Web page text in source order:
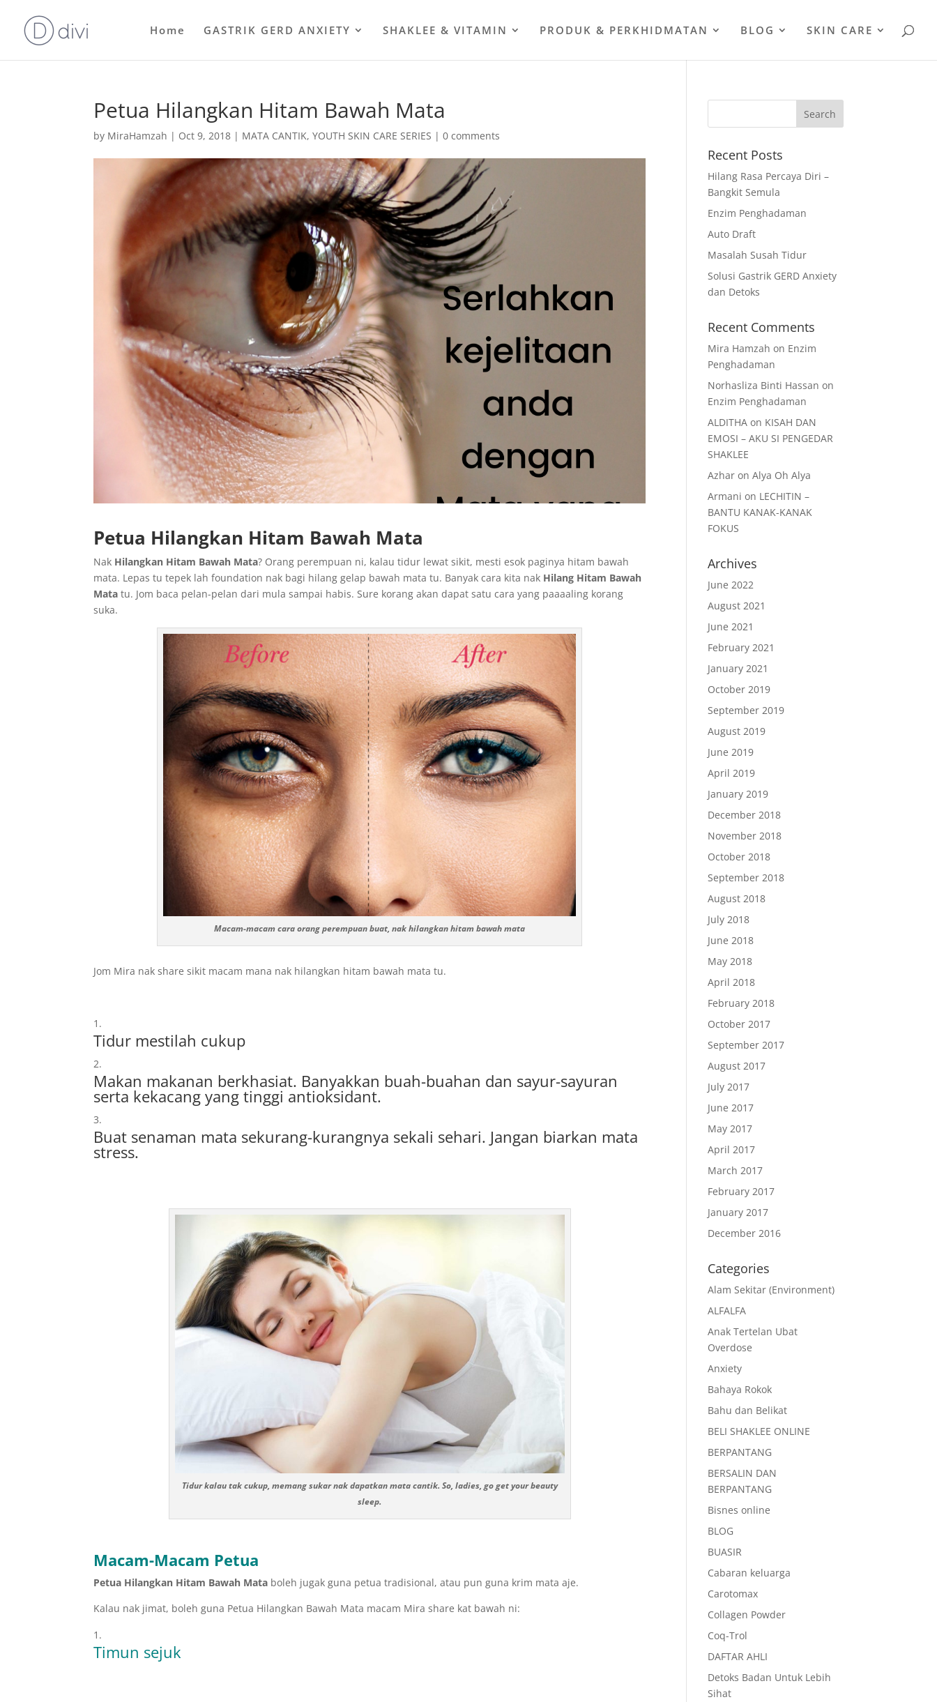
Home GASTRIK GERD ANXIETY SHAKLEE & VITAMIN PRODUK & PERKHIDMATAN BLOG SKIN CARE
Petua Hilangkan Hitam Bawah Mata
by MiraHamzah | Oct 9, 2018 | MATA CANTIK,YOUTH SKIN CARE SERIES |0 comments
Petua Hilangkan Hitam Bawah Mata
Nak Hilangkan Hitam Bawah Mata? Orang perempuan ni, kalau tidur lewat sikit, mesti esok paginya hitam bawah
mata. Lepas tu tepek lah foundation nak bagi hilang gelap bawah mata tu. Banyak cara kita nak Hilang Hitam Bawah
Mata tu. Jom baca pelan-pelan dari mula sampai habis. Sure korang akan dapat satu cara yang paaaaling korang
suka.
Macam-macam cara orang perempuan buat, nak hilangkan hitam bawah mata
Jom Mira nak share sikit macam mana nak hilangkan hitam bawah mata tu.
Tidur mestilah cukup
Makan makanan berkhasiat. Banyakkan buah-buahan dan sayur-sayuran
serta kekacang yang tinggi antioksidant.
Buat senaman mata sekurang-kurangnya sekali sehari. Jangan biarkan mata
stress.
Tidur kalau tak cukup, memang sukar nak dapatkan mata cantik. So, ladies, go get your beauty
sleep.
Macam-Macam Petua
Petua Hilangkan Hitam Bawah Mata boleh jugak guna petua tradisional, atau pun guna krim mata aje.
Kalau nak jimat, boleh guna Petua Hilangkan Bawah Mata macam Mira share kat bawah ni:
Timun sejuk
Recent Posts
Hilang Rasa Percaya Diri –
Bangkit Semula
Enzim Penghadaman
Auto Draft
Masalah Susah Tidur
Solusi Gastrik GERD Anxiety
dan Detoks
Recent Comments
Mira Hamzah on Enzim
Penghadaman
Norhasliza Binti Hassan on
Enzim Penghadaman
ALDITHA on KISAH DAN
EMOSI – AKU SI PENGEDAR
SHAKLEE
Azhar onAlya Oh Alya
Armani on LECHITIN –
BANTU KANAK-KANAK
FOKUS
Archives
June 2022
August 2021
June 2021
February 2021
January 2021
October 2019
September 2019
August 2019
June 2019
April 2019
January 2019
December 2018
November 2018
October 2018
September 2018
August 2018
July 2018
June 2018
May 2018
April 2018
February 2018
October 2017
September 2017
August 2017
July 2017
June 2017
May 2017
April 2017
March 2017
February 2017
January 2017
December 2016
Categories
Alam Sekitar (Environment)
ALFALFA
Anak Tertelan Ubat
Overdose
Anxiety
Bahaya Rokok
Bahu dan Belikat
BELI SHAKLEE ONLINE
BERPANTANG
BERSALIN DAN
BERPANTANG
Bisnes online
BLOG
BUASIR
Cabaran keluarga
Carotomax
Collagen Powder
Coq-Trol
DAFTAR AHLI
Detoks Badan Untuk Lebih
Sihat